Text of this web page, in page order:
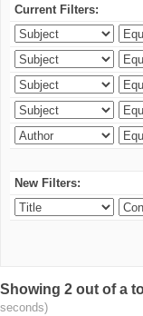
Current Filters:
New Filters:
Showing 2 out of a
seconds)